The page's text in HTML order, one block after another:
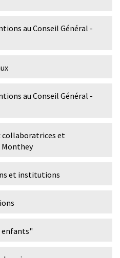
au Conseil Général -
au Conseil Général -
collaboratrices et
Monthey
et institutions
enfants"